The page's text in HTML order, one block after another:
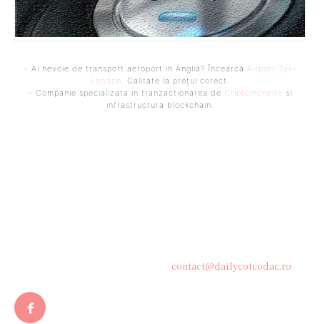
- Ai nevoie de transport aeroport in Anglia? Încearcă Airport Taxi
London . Calitate la prețul corect.
- Companie specializata in tranzactionarea de Criptomonede si
infrastructura blockchain.
contact@dailycotcodac.ro